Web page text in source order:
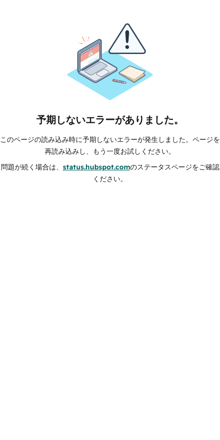
予期しないエラーがありました。
このページの読み込み時に予期しないエラーが発生しました。ページを
再読み込みし、もう一度お試しください。
問題が続く場合は、 status.hubspot.comのステータスページをご確認
ください。